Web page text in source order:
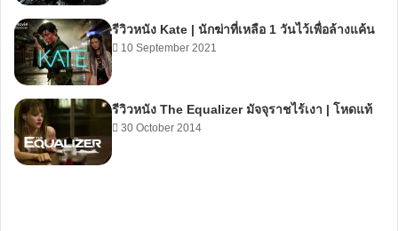
รีวิวหนัง Kate | นักฆ่าที่เหลือ 1 วันไว้เพื่อล้างแค้น
10 September 2021
รีวิวหนัง The Equalizer มัจจุราชไร้เงา | โหดแท้
30 October 2014